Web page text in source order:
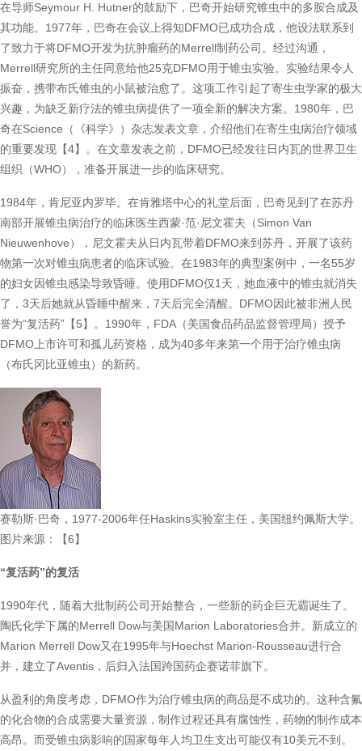
在导师Seymour H. Hutner的鼓励下，巴奇开始研究锥虫中的多胺合成及
其功能。1977年，巴奇在会议上得知DFMO已成功合成，他设法联系到
了致力于将DFMO开发为抗肿瘤药的Merrell制药公司。经过沟通，
Merrell研究所的主任同意给他25克DFMO用于锥虫实验。实验结果令人
振奋，携带布氏锥虫的小鼠被治愈了。这项工作引起了寄生虫学家的极大
兴趣，为缺乏新疗法的锥虫病提供了一项全新的解决方案。1980年，巴
奇在Science（《科学》）杂志发表文章，介绍他们在寄生虫病治疗领域
的重要发现【4】。在文章发表之前，DFMO已经发往日内瓦的世界卫生
组织（WHO），准备开展进一步的临床研究。
1984年，肯尼亚内罗毕。在肯雅塔中心的礼堂后面，巴奇见到了在苏丹
南部开展锥虫病治疗的临床医生西蒙·范·尼文霍夫（Simon Van
Nieuwenhove），尼文霍夫从日内瓦带着DFMO来到苏丹，开展了该药
物第一次对锥虫病患者的临床试验。在1983年的典型案例中，一名55岁
的妇女因锥虫感染导致昏睡。使用DFMO仅1天，她血液中的锥虫就消失
了，3天后她就从昏睡中醒来，7天后完全清醒。DFMO因此被非洲人民
誉为“复活药”【5】。1990年，FDA（美国食品药品监督管理局）授予
DFMO上市许可和孤儿药资格，成为40多年来第一个用于治疗锥虫病
（布氏冈比亚锥虫）的新药。
赛勒斯·巴奇，1977-2006年任Haskins实验室主任，美国纽约佩斯大学。
图片来源：【6】
“复活药”的复活
1990年代，随着大批制药公司开始整合，一些新的药企巨无霸诞生了。
陶氏化学下属的Merrell Dow与美国Marion Laboratories合并。新成立的
Marion Merrell Dow又在1995年与Hoechst Marion-Rousseau进行合
并，建立了Aventis，后归入法国跨国药企赛诺菲旗下。
从盈利的角度考虑，DFMO作为治疗锥虫病的商品是不成功的。这种含氟
的化合物的合成需要大量资源，制作过程还具有腐蚀性，药物的制作成本
高昂。而受锥虫病影响的国家每年人均卫生支出可能仅有10美元不到。